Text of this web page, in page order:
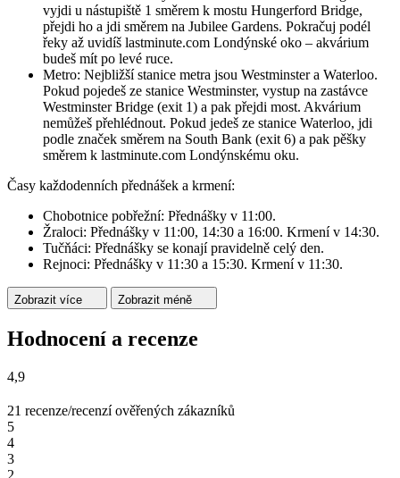
vyjdi u nástupiště 1 směrem k mostu Hungerford Bridge,
přejdi ho a jdi směrem na Jubilee Gardens. Pokračuj podél
řeky až uvidíš lastminute.com Londýnské oko – akvárium
budeš mít po levé ruce.
Metro: Nejbližší stanice metra jsou Westminster a Waterloo.
Pokud pojedeš ze stanice Westminster, vystup na zastávce
Westminster Bridge (exit 1) a pak přejdi most. Akvárium
nemůžeš přehlédnout. Pokud jedeš ze stanice Waterloo, jdi
podle značek směrem na South Bank (exit 6) a pak pěšky
směrem k lastminute.com Londýnskému oku.
Časy každodenních přednášek a krmení:
Chobotnice pobřežní: Přednášky v 11:00.
Žraloci: Přednášky v 11:00, 14:30 a 16:00. Krmení v 14:30.
Tučňáci: Přednášky se konají pravidelně celý den.
Rejnoci: Přednášky v 11:30 a 15:30. Krmení v 11:30.
Zobrazit více Zobrazit méně
Hodnocení a recenze
4,9
21 recenze/recenzí ověřených zákazníků
5
4
3
2